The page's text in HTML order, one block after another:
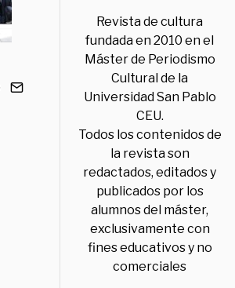
Revista de cultura
fundada en 2010 en el
Máster de Periodismo
Cultural de la
Universidad San Pablo
CEU.
Todos los contenidos de
la revista son
redactados, editados y
publicados por los
alumnos del máster,
exclusivamente con
fines educativos y no
comerciales